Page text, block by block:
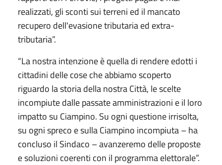
realizzati, gli sconti sui terreni ed il mancato
recupero dell'evasione tributaria ed extra-
tributaria”.
“La nostra intenzione è quella di rendere edotti i
cittadini delle cose che abbiamo scoperto
riguardo la storia della nostra Città, le scelte
incompiute dalle passate amministrazioni e il loro
impatto su Ciampino. Su ogni questione irrisolta,
su ogni spreco e sulla Ciampino incompiuta – ha
concluso il Sindaco – avanzeremo delle proposte
e soluzioni coerenti con il programma elettorale”.